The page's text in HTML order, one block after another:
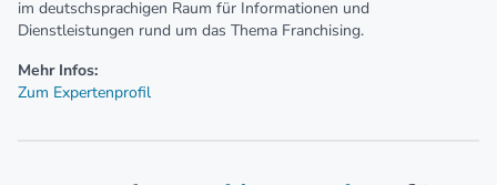
im deutschsprachigen Raum für Informationen und
Dienstleistungen rund um das Thema Franchising.
Mehr Infos:
Zum Expertenprofil